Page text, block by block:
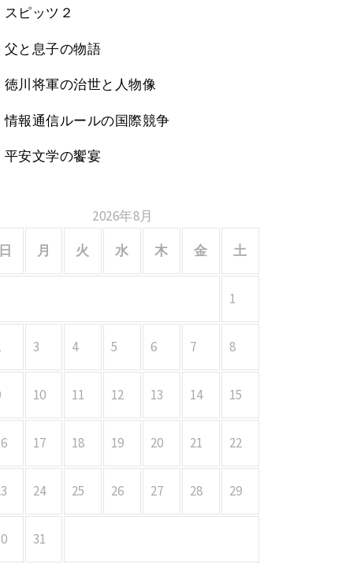
スピッツ２
父と息子の物語
徳川将軍の治世と人物像
情報通信ルールの国際競争
平安文学の饗宴
2026年8月
月 火 水 木 金 土
1
3 4 5 6 7 8
10 11 12 13 14 15
17 18 19 20 21 22
24 25 26 27 28 29
31